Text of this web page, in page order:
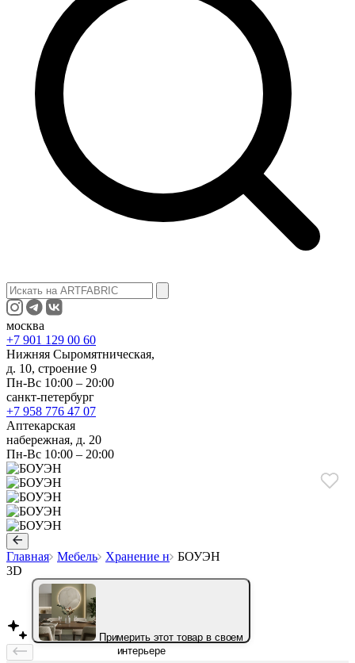
москва
+7 901 129 00 60
Нижняя Сыромятническая,
д. 10, строение 9
Пн-Вс 10:00 – 20:00
санкт-петербург
+7 958 776 47 07
Аптекарская
набережная, д. 20
Пн-Вс 10:00 – 20:00
Главная Мебель Хранение н
БОУЭН
3D
Примерить этот товар в своем
интерьере